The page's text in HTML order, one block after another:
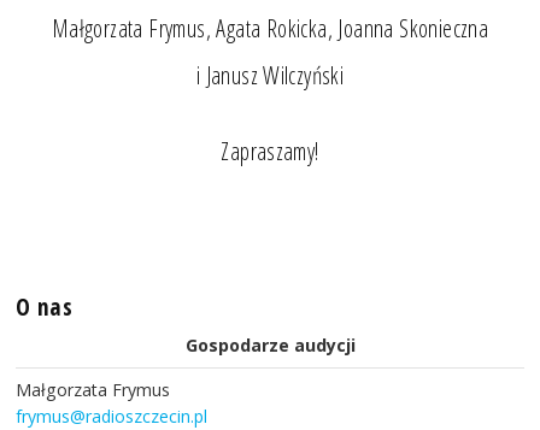
Małgorzata Frymus, Agata Rokicka, Joanna Skonieczna
i Janusz Wilczyński
Zapraszamy!
O nas
Gospodarze audycji
Małgorzata Frymus
frymus@radioszczecin.pl